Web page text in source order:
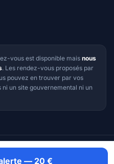
— 20 €
vous est disponible mais nous
. Les rendez-vous proposés par
pouvez en trouver par vos
un site gouvernemental ni un
Tous droits réservés
ne figure pas dans la liste,